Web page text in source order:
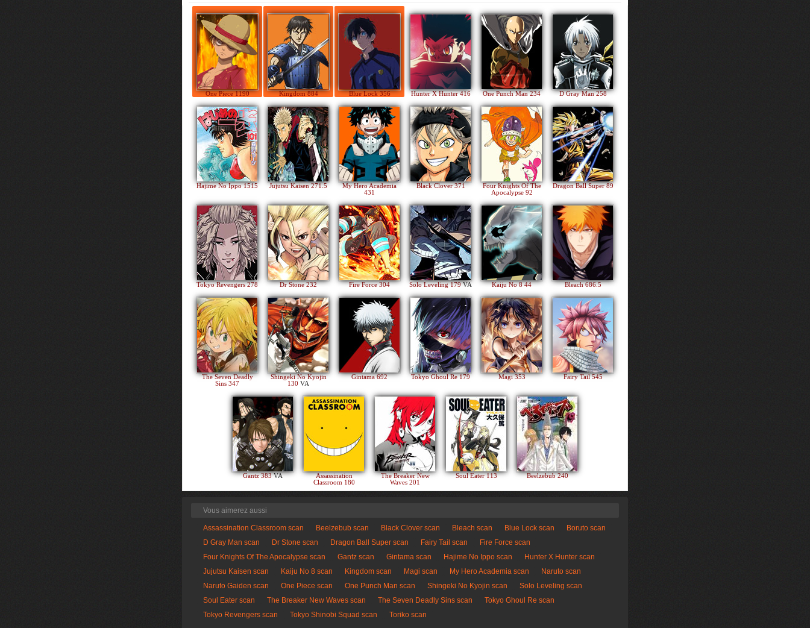
One Piece 1190 Kingdom 884 Blue Lock 356 Hunter X Hunter 416 One Punch Man 234 D Gray Man 258
Hajime No Ippo 1515 Jujutsu Kaisen 271.5
My Hero Academia
431
Black Clover 371
Four Knights Of The
Apocalypse 92
Dragon Ball Super 89
Tokyo Revengers 278 Dr Stone 232 Fire Force 304 Solo Leveling 179VA Kaiju No 8 44 Bleach 686.5
The Seven Deadly
Sins 347
Shingeki No Kyojin
130 VA
Gintama 692 Tokyo Ghoul Re 179 Magi 353 Fairy Tail 545
Gantz 383VA
Assassination
Classroom 180
The Breaker New
Waves 201
Soul Eater 113 Beelzebub 240
Vous aimerez aussi
Assassination Classroom scan Beelzebub scan Black Clover scan Bleach scan Blue Lock scan
Boruto scan
D Gray Man scan
Dr Stone scan Dragon Ball Super scan Fairy Tail scan
Fire Force scan
Four Knights Of The Apocalypse scan
Gantz scan Gintama scan Hajime No Ippo scan
Hunter X Hunter scan
Jujutsu Kaisen scan
Kaiju No 8 scan Kingdom scan Magi scan My Hero Academia scan
Naruto scan
Naruto Gaiden scan
One Piece scan One Punch Man scan Shingeki No Kyojin scan
Solo Leveling scan
Soul Eater scan
The Breaker New Waves scan The Seven Deadly Sins scan
Tokyo Ghoul Re scan
Tokyo Revengers scan
Tokyo Shinobi Squad scan Toriko scan